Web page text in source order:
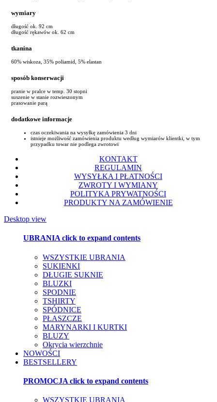
wymiary
długość ok. 92 cm
długość rękawów ok. 62 cm
tkanina
60% wiskoza, 35% poliamid, 5% elastan
sposób konserwacji
pranie w pralce w temp. 30 stopni
suszenie w stanie rozwieszonym
prasowanie parą
dodatkowe informacje
czas oczekiwania na wysyłkę zamówienia 3 dni
istnieje możliwość zamówienia produktu według wymiarów klientki, w tym
przypadku towar nie podlega zwrotowi
KONTAKT
REGULAMIN
WYSYŁKA I PŁATNOŚCI
ZWROTY I WYMIANY
POLITYKA PRYWATNOŚCI
PRODUKTY NA ZAMÓWIENIE
Desktop view
UBRANIAclick to expand contents
WSZYSTKIE UBRANIA
SUKIENKI
DŁUGIE SUKNIE
BLUZKI
SPODNIE
TSHIRTY
SPÓDNICE
PŁASZCZE
MARYNARKI I KURTKI
BLUZY
Okrycia wierzchnie
NOWOŚCI
BESTSELLERY
PROMOCJA click to expand contents
WSZYSTKIE UBRANIA